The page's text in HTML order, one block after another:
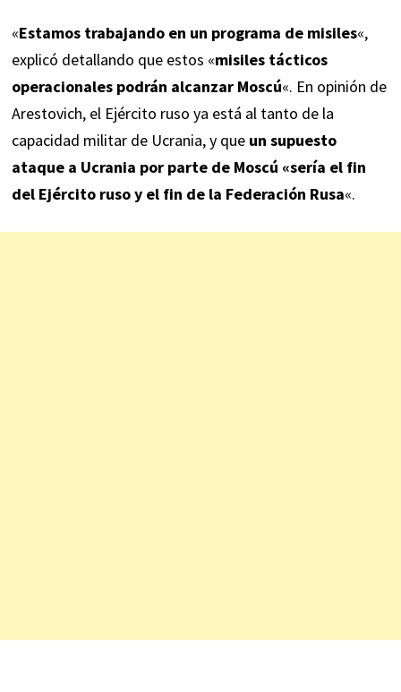
«Estamos trabajando en un programa de misiles«,
explicó detallando que estos «misiles tácticos
operacionales podrán alcanzar Moscú«. En opinión de
Arestovich, el Ejército ruso ya está al tanto de la
capacidad militar de Ucrania, y que un supuesto
ataque a Ucrania por parte de Moscú «sería el fin
del Ejército ruso y el fin de la Federación Rusa«.